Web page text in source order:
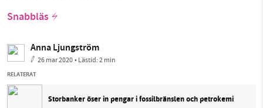
Snabbläs
Anna Ljungström
26 mar 2020• Lästid:2 min
RELATERAT
Storbanker öser in pengar i fossilbränslen och petrokemi